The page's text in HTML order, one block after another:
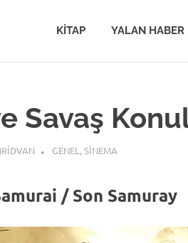
KITAP YALAN HABER
Savaş
GENEL ,SINEMA
/ Son Samuray